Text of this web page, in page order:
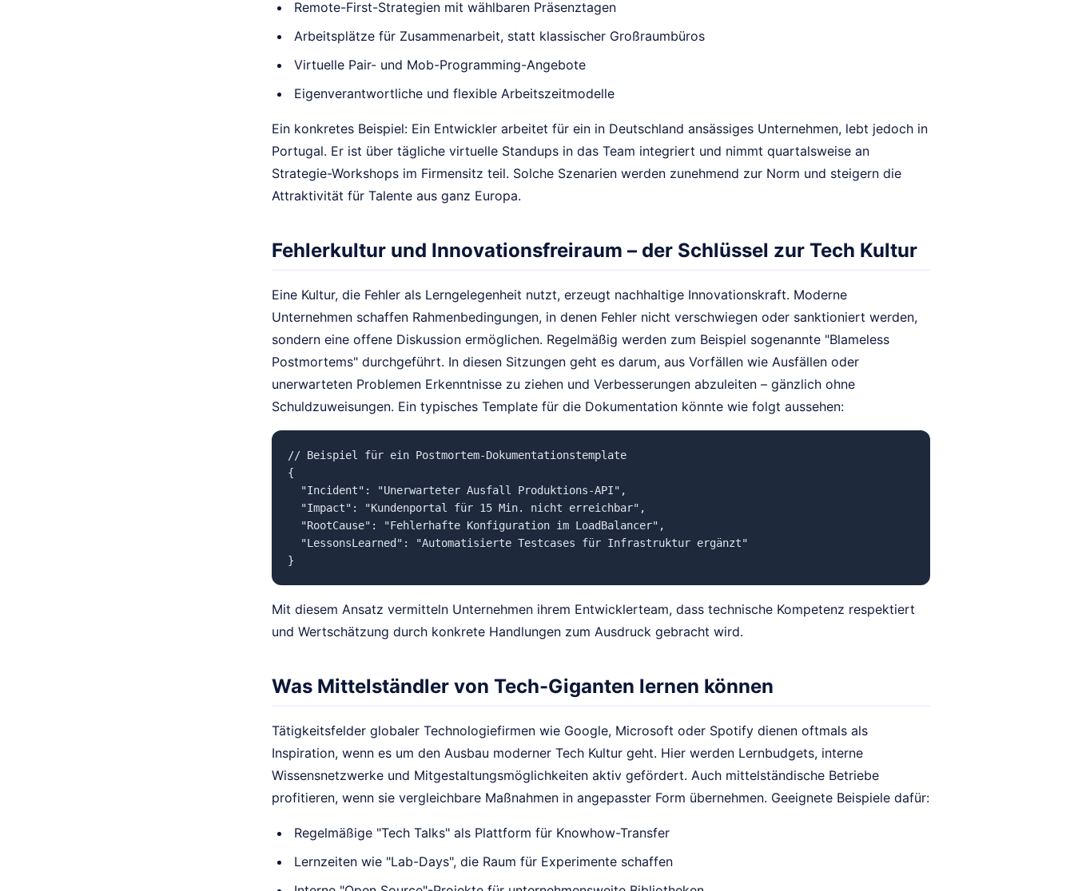
Remote-First-Strategien mit wählbaren Präsenztagen
Arbeitsplätze für Zusammenarbeit, statt klassischer Großraumbüros
Virtuelle Pair- und Mob-Programming-Angebote
Eigenverantwortliche und flexible Arbeitszeitmodelle
Ein konkretes Beispiel: Ein Entwickler arbeitet für ein in Deutschland ansässiges Unternehmen, lebt jedoch in
Portugal. Er ist über tägliche virtuelle Standups in das Team integriert und nimmt quartalsweise an
Strategie-Workshops im Firmensitz teil. Solche Szenarien werden zunehmend zur Norm und steigern die
Attraktivität für Talente aus ganz Europa.
Fehlerkultur und Innovationsfreiraum – der Schlüssel zur Tech Kultur
Eine Kultur, die Fehler als Lerngelegenheit nutzt, erzeugt nachhaltige Innovationskraft. Moderne
Unternehmen schaffen Rahmenbedingungen, in denen Fehler nicht verschwiegen oder sanktioniert werden,
sondern eine offene Diskussion ermöglichen. Regelmäßig werden zum Beispiel sogenannte "Blameless
Postmortems" durchgeführt. In diesen Sitzungen geht es darum, aus Vorfällen wie Ausfällen oder
unerwarteten Problemen Erkenntnisse zu ziehen und Verbesserungen abzuleiten – gänzlich ohne
Schuldzuweisungen. Ein typisches Template für die Dokumentation könnte wie folgt aussehen:
// Beispiel für ein Postmortem-Dokumentationstemplate
{
  "Incident": "Unerwarteter Ausfall Produktions-API",
  "Impact": "Kundenportal für 15 Min. nicht erreichbar",
  "RootCause": "Fehlerhafte Konfiguration im LoadBalancer",
  "LessonsLearned": "Automatisierte Testcases für Infrastruktur ergänzt"
Mit diesem Ansatz vermitteln Unternehmen ihrem Entwicklerteam, dass technische Kompetenz respektiert
und Wertschätzung durch konkrete Handlungen zum Ausdruck gebracht wird.
Was Mittelständler von Tech-Giganten lernen können
Tätigkeitsfelder globaler Technologiefirmen wie Google, Microsoft oder Spotify dienen oftmals als
Inspiration, wenn es um den Ausbau moderner Tech Kultur geht. Hier werden Lernbudgets, interne
Wissensnetzwerke und Mitgestaltungsmöglichkeiten aktiv gefördert. Auch mittelständische Betriebe
profitieren, wenn sie vergleichbare Maßnahmen in angepasster Form übernehmen. Geeignete Beispiele dafür:
Regelmäßige "Tech Talks" als Plattform für Knowhow-Transfer
Lernzeiten wie "Lab-Days", die Raum für Experimente schaffen